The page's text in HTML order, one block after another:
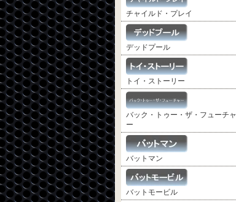
チャイルド・プレイ
デッドプール
トイ・ストーリー
バック・トゥー・ザ・フューチャ
ー
バットマン
バットモービル